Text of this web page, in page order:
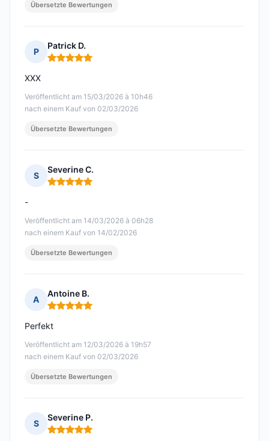
Übersetzte Bewertungen
P
Patrick D.
Hinweis: 5 von 5
Veröffentlicht am 15/03/2026 à 10h46
nach einem Kauf von 02/03/2026
XXX
Übersetzte Bewertungen
S
Severine C.
Hinweis: 5 von 5
Veröffentlicht am 14/03/2026 à 06h28
nach einem Kauf von 14/02/2026
-
Übersetzte Bewertungen
A
Antoine B.
Hinweis: 5 von 5
Veröffentlicht am 12/03/2026 à 19h57
nach einem Kauf von 02/03/2026
Perfekt
Übersetzte Bewertungen
S
Severine P.
Hinweis: 5 von 5